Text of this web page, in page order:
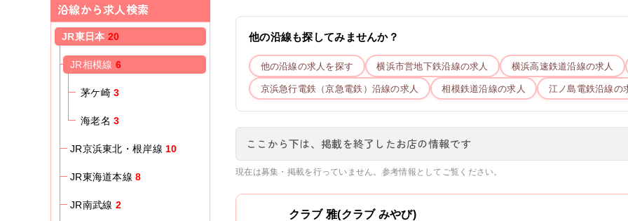
沿線から求人検索
JR東日本 20
JR相模線 6
茅ケ崎 3
海老名 3
JR京浜東北・根岸線 10
JR東海道本線 8
JR南武線 2
他の沿線も探してみませんか？
他の沿線の求人を探す 横浜市営地下鉄沿線の求人 横浜高速鉄道沿線の求人
京浜急行電鉄（京急電鉄） 沿線の求人 相模鉄道沿線の求人 江ノ島電鉄沿線の
ここから下は、掲載を終了したお店の情報です
現在は募集・掲載を行っていません。参考情報としてご覧ください。
クラブ 雅(クラブ みやび)